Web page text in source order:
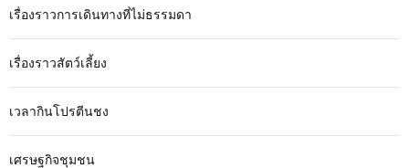
เรื่องราวการเดินทางที่ไม่ธรรมดา
เรื่องราวสัตว์เลี้ยง
เวลากินโปรตีนชง
เศรษฐกิจชุมชน